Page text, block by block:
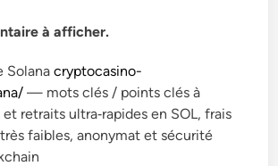
à afficher.
Solanacryptocasino-
— mots clés / points clés à
retraits ultra‑rapides en SOL, frais
faibles, anonymat et sécurité